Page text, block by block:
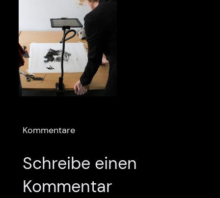
Kommentare
Schreibe einen
Kommentar